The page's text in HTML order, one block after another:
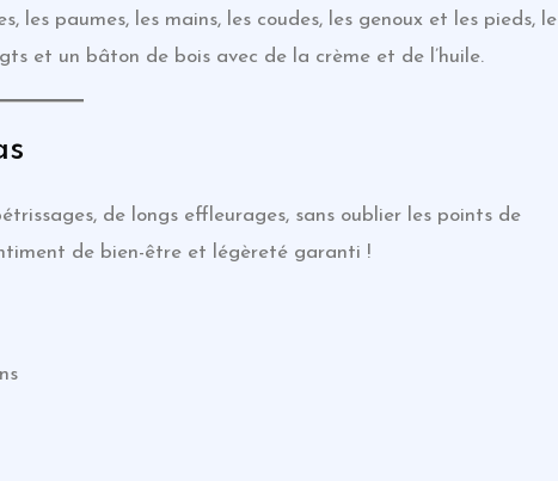
paumes, les mains, les coudes, les genoux et les pieds, le
et un bâton de bois avec de la crème et de l’huile.
de longs effleurages, sans oublier les points de
de bien-être et légèreté garanti !